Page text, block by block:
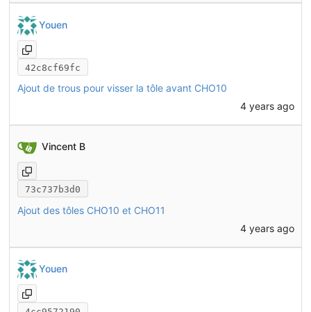
Youen
42c8cf69fc
Ajout de trous pour visser la tôle avant CHO10
4 years ago
Vincent B
73c737b3d0
Ajout des tôles CHO10 et CHO11
4 years ago
Youen